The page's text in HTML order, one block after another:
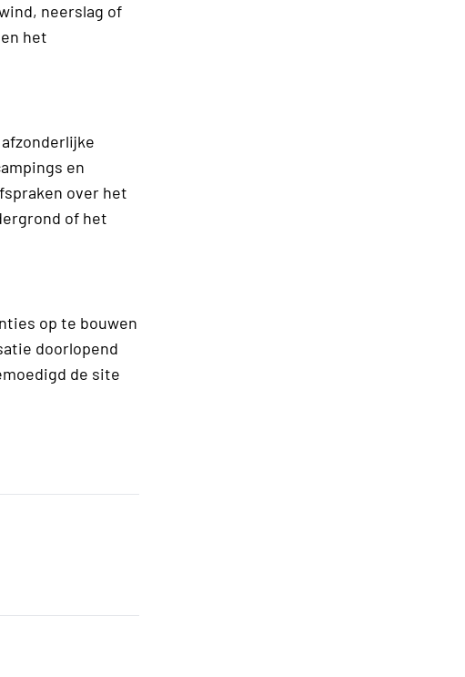
neerslag of
het
en
over het
of het
op te bouwen
doorlopend
de site